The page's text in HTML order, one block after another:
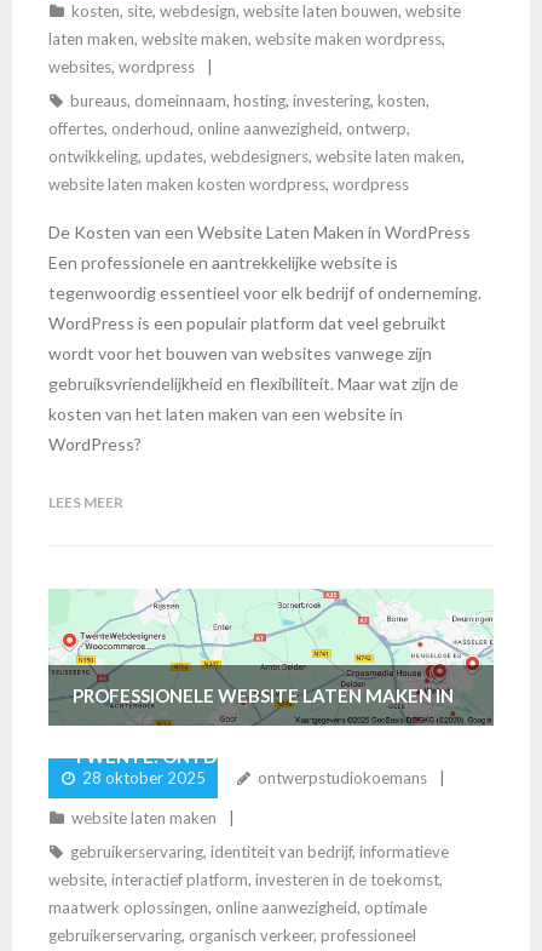
kosten, site, webdesign, website laten bouwen, website
laten maken, website maken, website maken wordpress,
websites, wordpress
bureaus, domeinnaam, hosting, investering, kosten,
offertes, onderhoud, online aanwezigheid, ontwerp,
ontwikkeling, updates, webdesigners, website laten maken,
website laten maken kosten wordpress, wordpress
De Kosten van een Website Laten Maken in WordPress
Een professionele en aantrekkelijke website is
tegenwoordig essentieel voor elk bedrijf of onderneming.
WordPress is een populair platform dat veel gebruikt
wordt voor het bouwen van websites vanwege zijn
gebruiksvriendelijkheid en flexibiliteit. Maar wat zijn de
kosten van het laten maken van een website in
WordPress?
LEES MEER
PROFESSIONELE WEBSITE LATEN MAKEN IN
TWENTE: ONTDEK ONZE DIENSTEN
VANDAAG!
28 oktober 2025 ontwerpstudiokoemans
website laten maken
gebruikerservaring, identiteit van bedrijf, informatieve
website, interactief platform, investeren in de toekomst,
maatwerk oplossingen, online aanwezigheid, optimale
gebruikerservaring, organisch verkeer, professioneel